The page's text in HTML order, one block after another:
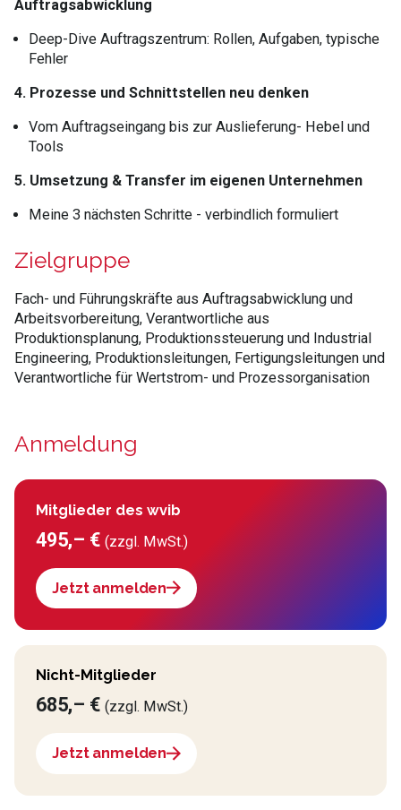
Auftragsabwicklung
Deep-Dive Auftragszentrum: Rollen, Aufgaben, typische
Fehler
4. Prozesse und Schnittstellen neu denken
Vom Auftragseingang bis zur Auslieferung- Hebel und
Tools
5. Umsetzung & Transfer im eigenen Unternehmen
Meine 3 nächsten Schritte - verbindlich formuliert
Zielgruppe
Fach- und Führungskräfte aus Auftragsabwicklung und
Arbeitsvorbereitung, Verantwortliche aus
Produktionsplanung, Produktionssteuerung und Industrial
Engineering, Produktionsleitungen, Fertigungsleitungen und
Verantwortliche für Wertstrom- und Prozessorganisation
Anmeldung
Mitglieder des wvib
495,– €(zzgl. MwSt.)
Jetzt anmelden
Nicht-Mitglieder
685,– €(zzgl. MwSt.)
Jetzt anmelden